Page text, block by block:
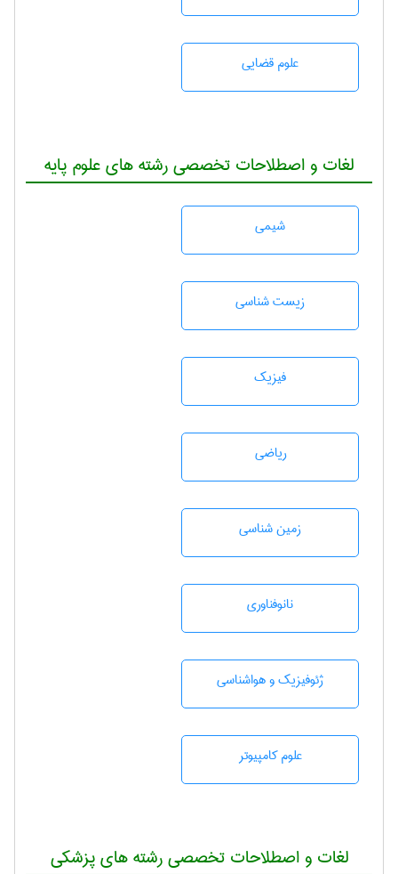
علوم قضایی
لغات و اصطلاحات تخصصی رشته های علوم پایه
شيمی
زيست شناسی
فیزیک
رياضی
زمين شناسی
نانوفناوری
ژئوفيزيك و هواشناسی
علوم کامپیوتر
لغات و اصطلاحات تخصصی رشته های پزشکی